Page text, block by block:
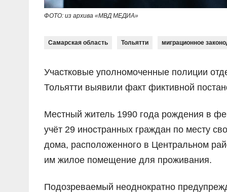
ФОТО: из архива «МВД МЕДИА»
Самарская область Тольятти миграционное
Участковые уполномоченные полиции
Тольятти выявили факт фиктивной
Местный житель 1990 года рождения в
учёт 29 иностранных граждан по месту
дома, расположенного в Центральном
им жилое помещение для проживания.
Подозреваемый неоднократно